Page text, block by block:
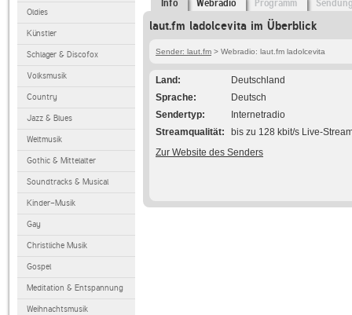
Oldies
Künstler
Schlager & Discofox
Volksmusik
Country
Jazz & Blues
Weltmusik
Gothic & Mittelalter
Soundtracks & Musical
Kinder-Musik
Gay
Christliche Musik
Gospel
Meditation & Entspannung
Weihnachtsmusik
Info Webradio Programm
laut.fm ladolcevita im Überblick
Sender: laut.fm > Webradio: laut.fm ladolcevita
Land
Deutschland
Sprache
Deutsch
Sendertyp
Internetradio
Streamqualität
bis zu 128 kbit/s Live-
Zur Website des Senders